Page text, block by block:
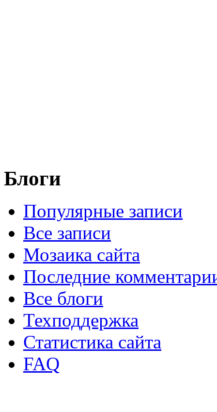
Блоги
Популярные записи
Все записи
Мозаика сайта
Последние
Все блоги
Техподдержка
Статистика сайта
FAQ